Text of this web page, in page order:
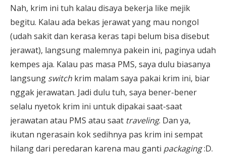
Nah, krim ini tuh kalau disaya bekerja like mejik
begitu. Kalau ada bekas jerawat yang mau nongol
(udah sakit dan kerasa keras tapi belum bisa disebut
jerawat), langsung malemnya pakein ini, paginya udah
kempes aja. Kalau pas masa PMS, saya dulu biasanya
langsung switch krim malam saya pakai krim ini, biar
nggak jerawatan. Jadi dulu tuh, saya bener-bener
selalu nyetok krim ini untuk dipakai saat-saat
jerawatan atau PMS atau saat traveling. Dan ya,
ikutan ngerasain kok sedihnya pas krim ini sempat
hilang dari peredaran karena mau ganti packaging:D.